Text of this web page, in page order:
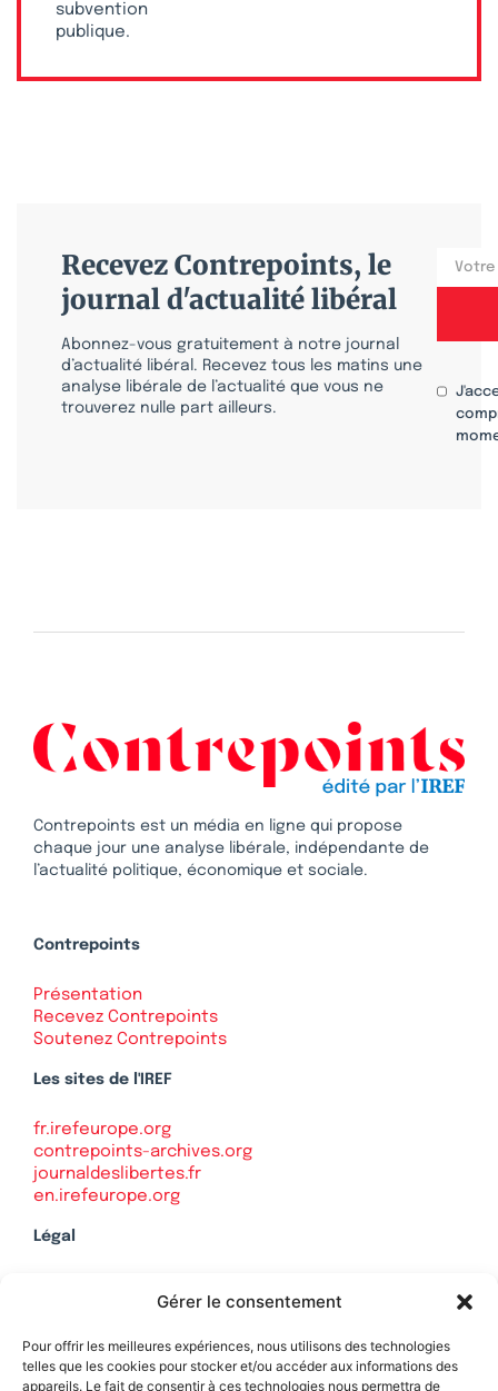
Gérer le consentement
Pour offrir les meilleures expériences, nous utilisons des technologies
telles que les cookies pour stocker et/ou accéder aux informations des
appareils. Le fait de consentir à ces technologies nous permettra de
subvention
publique.
Recevez Contrepoints, le
journal d'actualité libéral
Abonnez-vous gratuitement à notre journal
d’actualité libéral. Recevez tous les matins une
analyse libérale de l’actualité que vous ne
trouverez nulle part ailleurs.
Contrepoints est un média en ligne qui propose
chaque jour une analyse libérale, indépendante de
l’actualité politique, économique et sociale.
Contrepoints
Présentation
Recevez Contrepoints
Soutenez Contrepoints
Les sites de l'IREF
fr.irefeurope.org
contrepoints-archives.org
journaldeslibertes.fr
en.irefeurope.org
Légal
Politique de confidentialité